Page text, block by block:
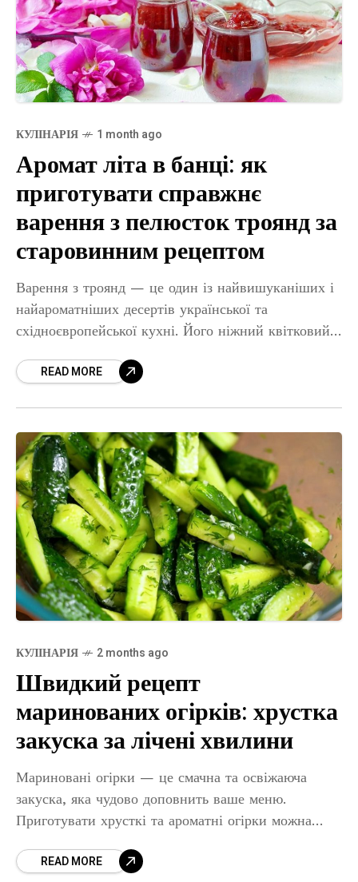
КУЛІНАРІЯ 1 month ago
Аромат літа в банці: як
приготувати справжнє
варення з пелюсток троянд за
старовинним рецептом
Варення з троянд — це один із найвишуканіших і
найароматніших десертів української та
східноєвропейської кухні. Його ніжний квітковий
смак здатні перетворити звичайне чаювання на
READ MORE
КУЛІНАРІЯ 2 months ago
Швидкий рецепт
маринованих огірків: хрустка
закуска за лічені хвилини
Мариновані огірки — це смачна та освіжаюча
закуска, яка чудово доповнить ваше меню.
Приготувати хрусткі та ароматні огірки можна
у пакеті. У цій
READ MORE